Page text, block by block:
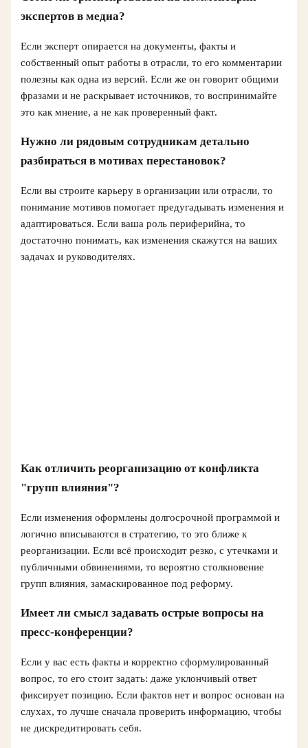
экспертов в медиа?
Если эксперт опирается на документы, факты и
собственный опыт работы в отрасли, то его комментарии
полезны как одна из версий. Если же он говорит общими
фразами и не раскрывает источников, то воспринимайте
это как мнение, а не как проверенный факт.
Нужно ли рядовым сотрудникам детально
разбираться в мотивах перестановок?
Если вы строите карьеру в организации или отрасли, то
понимание мотивов помогает предугадывать изменения и
адаптироваться. Если ваша роль периферийна, то
достаточно понимать, как изменения скажутся на ваших
задачах и руководителях.
Как отличить реорганизацию от конфликта
"групп влияния"?
Если изменения оформлены долгосрочной программой и
логично вписываются в стратегию, то это ближе к
реорганизации. Если всё происходит резко, с утечками и
публичными обвинениями, то вероятно столкновение
групп влияния, замаскированное под реформу.
Имеет ли смысл задавать острые вопросы на
пресс-конференции?
Если у вас есть факты и корректно сформулированный
вопрос, то его стоит задать: даже уклончивый ответ
фиксирует позицию. Если фактов нет и вопрос основан на
слухах, то лучше сначала проверить информацию, чтобы
не дискредитировать себя.